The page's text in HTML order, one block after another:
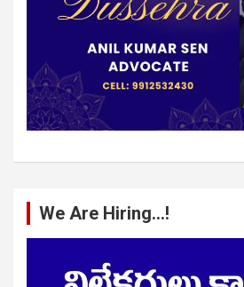
We Are Hiring…!